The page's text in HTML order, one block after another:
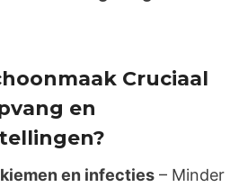
Cruciaal
en
en infecties – Minder